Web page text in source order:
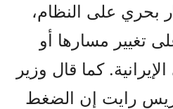
على النظام،
على تغيير مسارها أو
كما قال وزير
رايت إن الضغط